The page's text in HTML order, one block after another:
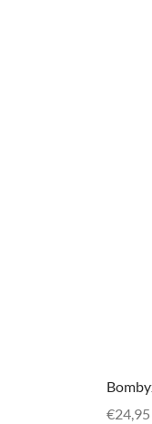
€24,95